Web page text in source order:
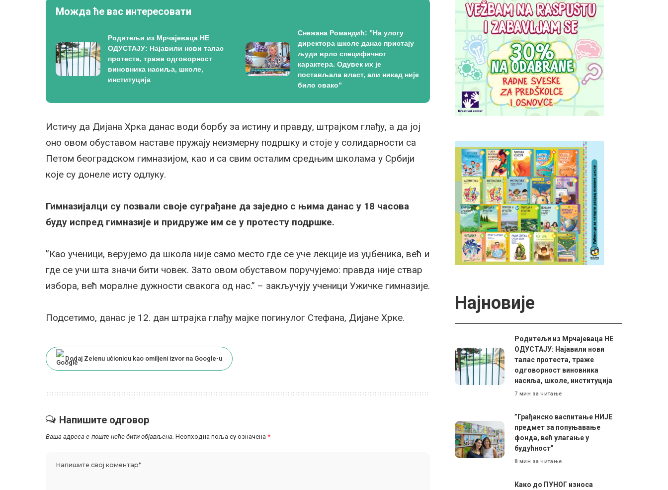
Можда ће вас интересовати
Родитељи из Мрчајеваца НЕ
ОДУСТАЈУ: Најавили нови талас
протеста, траже одговорност
виновника насиља, школе,
институција
Снежана Романдић: ”На улогу
директора школе данас пристају
људи врло специфичног
карактера. Одувек их је
постављала власт, али никад није
било овако”
Истичу да Дијана Хрка данас води борбу за истину и правду, штрајком глађу, а да јој
оно овом обуставом наставе пружају неизмерну подршку и стоје у солидарности са
Петом београдском гимназијом, као и са свим осталим средњим школама у Србији
које су донеле исту одлуку.
Гимназијалци су позвали своје суграђане да заједно с њима данас у 18 часова
буду испред гимназије и придруже им се у протесту подршке.
”Као ученици, верујемо да школа није само место где се уче лекције из уџбеника, већ и
где се учи шта значи бити човек. Зато овом обуставом поручујемо: правда није ствар
избора, већ моралне дужности свакога од нас.” – закључују ученици Ужичке гимназије.
Подсетимо, данас је 12. дан штрајка глађу мајке погинулог Стефана, Дијане Хрке.
Dodaj Zelenu učionicu kao omiljeni izvor na Google-u
Напишите одговор
Ваша адреса е-поште неће бити објављена. Неопходна поља су означена *
Најновије
Родитељи из Мрчајеваца НЕ
ОДУСТАЈУ: Најавили нови
талас протеста, траже
одговорност виновника
насиља, школе, институција
7 мин за читање
”Грађанско васпитање НИЈЕ
предмет за попуњавање
фонда, већ улагање у
будућност”
8 мин за читање
Како до ПУНОГ износа